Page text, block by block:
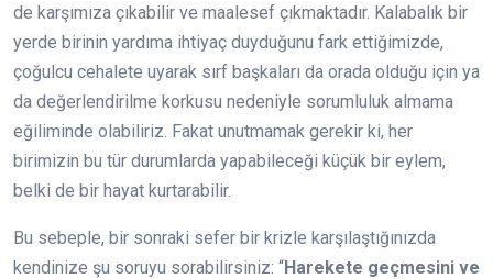
de karşımıza çıkabilir ve maalesef çıkmaktadır. Kalabalık bir
yerde birinin yardıma ihtiyaç duyduğunu fark ettiğimizde,
çoğulcu cehalete uyarak sırf başkaları da orada olduğu için ya
da değerlendirilme korkusu nedeniyle sorumluluk almama
eğiliminde olabiliriz. Fakat unutmamak gerekir ki, her
birimizin bu tür durumlarda yapabileceği küçük bir eylem,
belki de bir hayat kurtarabilir.
Bu sebeple, bir sonraki sefer bir krizle karşılaştığınızda
kendinize şu soruyu sorabilirsiniz: “Harekete geçmesini ve